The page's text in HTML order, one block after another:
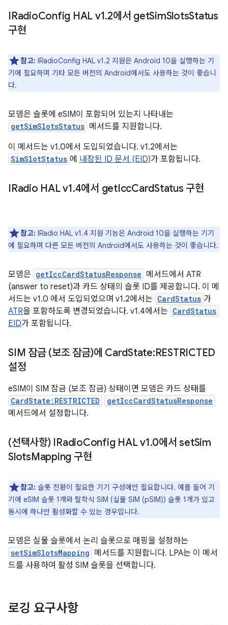
IRadioConfig HAL v1.2에서 getSimSlotsStatus
구현
참고: IRadioConfig HAL v1.2 지원은 Android 10을 실행하는 기
기에 필요하며 기타 모든 버전의 Android에서도 사용하는 것이 좋습니
다.
모뎀은 슬롯에 eSIM이 포함되어 있는지 나타내는
getSimSlotsStatus 메서드를 지원합니다.
이 메서드는 v1.0에서 도입되었습니다. v1.2에서는
SimSlotStatus 에 내장된 ID 문서 (EID)가 포함됩니다.
IRadio HAL v1.4에서 getIccCardStatus 구현
참고: IRadio HAL v1.4 지원 기능은 Android 10을 실행하는 기기
에 필요하며 다른 모든 버전의 Android에서도 사용하는 것이 좋습니다.
모뎀은 getIccCardStatusResponse 메서드에서 ATR
(answer to reset)과 카드 상태의 슬롯 ID를 제공합니다. 이 메
서드는 v1.0 에서 도입되었으며 v1.2에서는 CardStatus 가
ATR을 포함하도록 변경되었습니다. v1.4에서는 CardStatus
EID가 포함됩니다.
SIM 잠금 (보조 잠금)에 CardState:RESTRICTED
설정
eSIM이 SIM 잠금 (보조 잠금) 상태이면 모뎀은 카드 상태를
CardState:RESTRICTED getIccCardStatusResponse
메서드에서 설정합니다.
(선택사항) IRadioConfig HAL v1.0에서 setSim
SlotsMapping 구현
참고: 슬롯 전환이 필요한 기기 구성에만 필요합니다. 예를 들어 기
기에 eSIM 슬롯 1개와 탈착식 SIM (실물 SIM (pSIM)) 슬롯 1개가 있고
동시에 하나만 활성화할 수 있는 경우입니다.
모뎀은 실물 슬롯에서 논리 슬롯으로 매핑을 설정하는
setSimSlotsMapping 메서드를 지원합니다. LPA는 이 메서
드를 사용하여 활성 SIM 슬롯을 선택합니다.
로깅 요구사항